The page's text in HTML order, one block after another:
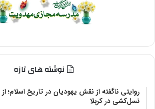
نوشته های تازه
روایتی ناگفته از نقش یهودیان در تاریخ
نسل‌کشی در کربلا